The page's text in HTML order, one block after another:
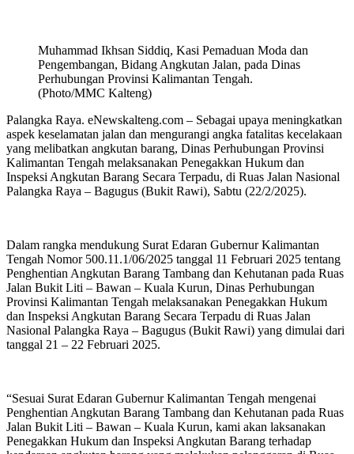
Muhammad Ikhsan Siddiq, Kasi Pemaduan Moda dan
Pengembangan, Bidang Angkutan Jalan, pada Dinas
Perhubungan Provinsi Kalimantan Tengah.
(Photo/MMC Kalteng)
Palangka Raya. eNewskalteng.com – Sebagai upaya meningkatkan
aspek keselamatan jalan dan mengurangi angka fatalitas kecelakaan
yang melibatkan angkutan barang, Dinas Perhubungan Provinsi
Kalimantan Tengah melaksanakan Penegakkan Hukum dan
Inspeksi Angkutan Barang Secara Terpadu, di Ruas Jalan Nasional
Palangka Raya – Bagugus (Bukit Rawi), Sabtu (22/2/2025).
Dalam rangka mendukung Surat Edaran Gubernur Kalimantan
Tengah Nomor 500.11.1/06/2025 tanggal 11 Februari 2025 tentang
Penghentian Angkutan Barang Tambang dan Kehutanan pada Ruas
Jalan Bukit Liti – Bawan – Kuala Kurun, Dinas Perhubungan
Provinsi Kalimantan Tengah melaksanakan Penegakkan Hukum
dan Inspeksi Angkutan Barang Secara Terpadu di Ruas Jalan
Nasional Palangka Raya – Bagugus (Bukit Rawi) yang dimulai dari
tanggal 21 – 22 Februari 2025.
“Sesuai Surat Edaran Gubernur Kalimantan Tengah mengenai
Penghentian Angkutan Barang Tambang dan Kehutanan pada Ruas
Jalan Bukit Liti – Bawan – Kuala Kurun, kami akan laksanakan
Penegakkan Hukum dan Inspeksi Angkutan Barang terhadap